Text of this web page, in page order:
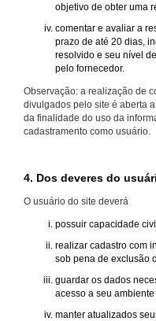
objetivo de obter uma
comentar e avaliar a
prazo de até 20 dias,
resolvido e seu nível
pelo fornecedor.
Observação: a realização de
divulgados pelo site é aberta
da finalidade do uso da
cadastramento como usuário.
4. Dos deveres do
O usuário do site deverá
possuir capacidade
realizar cadastro com
sob pena de exclusão
guardar os dados
acesso a seu ambiente
manter atualizados